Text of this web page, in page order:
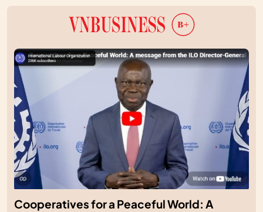
Cooperatives for a Peaceful World: A